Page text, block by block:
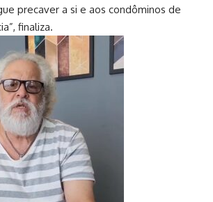
precaver a si e aos condôminos de
finaliza.